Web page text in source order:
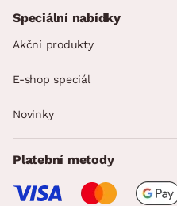
Speciální nabídky
Akční produkty
E-shop speciál
Novinky
Platební metody